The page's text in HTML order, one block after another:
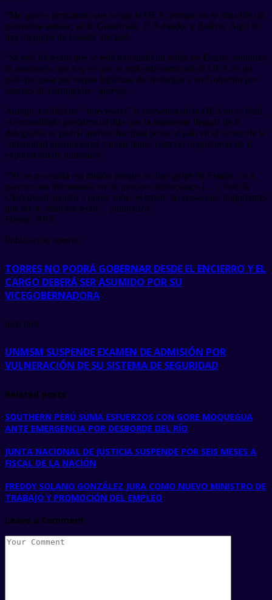
“Me parece prematuro que venga la OEA, porque no se trata [de un
panorama similar] al de Guatemala, El Salvador y Bolivia. Aquí no
hay un golpe de Estado”,declaró.
“Se está diciendo que se está tramando un golpe de Estado, entonces
la apariencia que hay es que se está entrometiendo la OEA en un
país que pasa por etapas legítimas de investigar a un Gobierno por
razones de corrupción», agregó.
Aunque calificó de “innecesaria” la presencia de la OEA en el Perú,
el excandidato presidencial dijo que la inminente llegada de la
delegación se podría aprovechar para poner al país en el centro de la
comunidad internacional y tratar temas como la importancia de la
exportación de minerales.
“No es necesaria esa misión porque no hay golpe de Estado, va a
parecer una intromisión en un proceso democrático […]. Pero la
OEA puede ayudar a poner sobre el tapete las cosas más importantes
que no se están haciendo”, puntualizó.
Fuente: RPP
Publicación anterior
TORRES NO PODRÁ GOBERNAR DESDE EL ENCIERRO Y EL
CARGO DEBERÁ SER ASUMIDO POR SU
VICEGOBERNADORA
next post
UNMSM SUSPENDE EXAMEN DE ADMISIÓN POR
VULNERACIÓN DE SU SISTEMA DE SEGURIDAD
Related posts
SOUTHERN PERÚ SUMA ESFUERZOS CON GORE MOQUEGUA
ANTE EMERGENCIA POR DESBORDE DEL RÍO
JUNTA NACIONAL DE JUSTICIA SUSPENDE POR SEIS MESES A
FISCAL DE LA NACIÓN
FREDDY SOLANO GONZÁLEZ JURA COMO NUEVO MINISTRO DE
TRABAJO Y PROMOCIÓN DEL EMPLEO
Leave a Comment